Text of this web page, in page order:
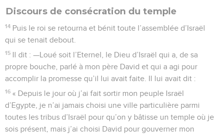
Discours de consécration du temple
14 Puis le roi se retourna et bénit toute l’assemblée d’Israël
qui se tenait debout.
15 Il dit : —Loué soit l’Eternel, le Dieu d’Israël qui a, de sa
propre bouche, parlé à mon père David et qui a agi pour
accomplir la promesse qu’il lui avait faite. Il lui avait dit :
16 « Depuis le jour où j’ai fait sortir mon peuple Israël
d’Egypte, je n’ai jamais choisi une ville particulière parmi
toutes les tribus d’Israël pour qu’on y bâtisse un temple où je
sois présent, mais j’ai choisi David pour gouverner mon